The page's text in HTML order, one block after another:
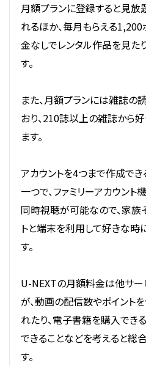
月額プランに登録すると見
れるほか、毎月もらえる
金なしでレンタル作品を見た
す。
また、月額プランには雑誌の
おり、210誌以上の雑誌から
ます。
アカウントを4つまで作成で
一つで、ファミリーアカウン
同時視聴が可能なので、家
トと端末を利用して好きな
す。
U-NEXTの月額料金は他サー
が、動画の配信数やポイント
れたり、電子書籍を購入でき
できることなどを考えると総
す。